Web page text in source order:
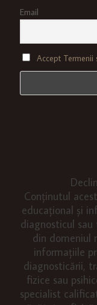
Email
Accept Termenii
Conținutul
educațional și
diagnosticul
din domeniul
informațiile
diagnosticării,
fizice sau
specialist